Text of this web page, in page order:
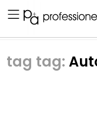
tag: